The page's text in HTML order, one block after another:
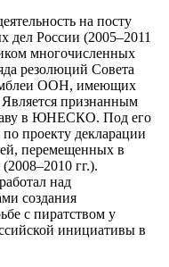
на посту
дел России (2005–2011
многочисленных
резолюций Совета
ООН, имеющих
признанным
в ЮНЕСКО. Под его
проекту декларации
перемещенных в
гг.).
над
создания
с пиратством у
инициативы в